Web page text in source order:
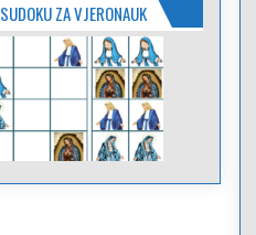
SUDOKU ZA VJERONAUK